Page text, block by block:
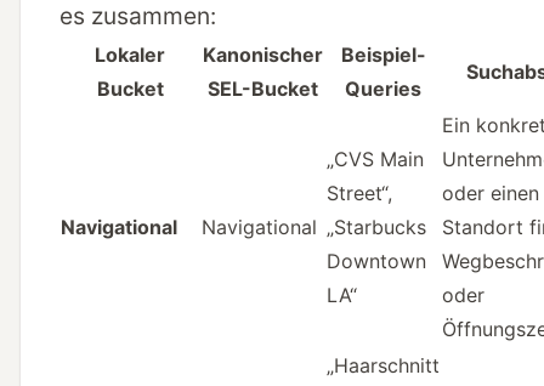
es zusammen:
Lokaler
Bucket
Kanonischer
SEL-Bucket
Beispiel-
Queries
Navigational Navigational
„CVS Main
Street“,
„Starbucks
Downtown
LA“
Ein
oder einen
Standort
oder
„Haarschnitt